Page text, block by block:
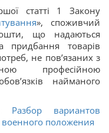
статті 1 Закону
», споживчий
що надаються
придбання товарів
не пов’язаних з
професійною
найманого
Разбор вариантов
положения